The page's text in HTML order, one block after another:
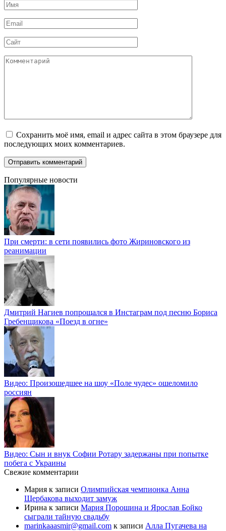
Имя
*
Email
*
Сайт
Комментарий
Сохранить моё имя, email и адрес сайта в этом браузере для
последующих моих комментариев.
Популярные новости
При смерти: в сети появились фото Жириновского из
реанимации
Дмитрий Нагиев попрощался в Инстаграм под песню Бориса
Гребенщикова «Поезд в огне»
Видео: Произошедшее на шоу «Поле чудес» ошеломило
россиян
Видео: Сын и внук Софии Ротару задержаны при попытке
побега с Украины
Свежие комментарии
Мария к записи Олимпийская чемпионка Анна
Щербакова выходит замуж
Ирина к записи Мария Порошина и Ярослав Бойко
сыграли тайную свадьбу
marinkaaasmir@gmail.com к записи Алла Пугачева на